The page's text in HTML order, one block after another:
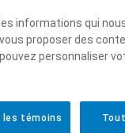
Est, UQAM,
dating back
informations qui
proposer des
personnaliser
les témoins